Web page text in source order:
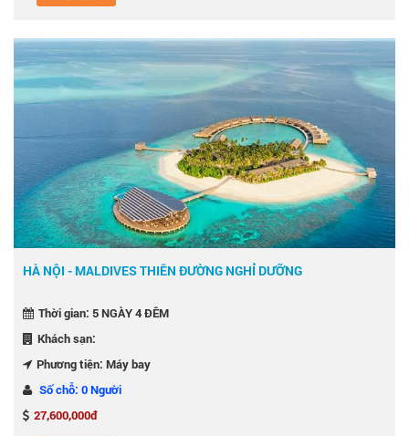
HÀ NỘI - MALDIVES THIÊN ĐƯỜNG NGHỈ DƯỠNG
Thời gian: 5 NGÀY 4 ĐÊM
Khách sạn:
Phương tiện: Máy bay
Số chỗ: 0 Người
27,600,000đ